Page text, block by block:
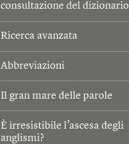
consultazione del dizionario
Ricerca avanzata
Abbreviazioni
Il gran mare delle parole
È irresistibile l’ascesa degli
anglismi?